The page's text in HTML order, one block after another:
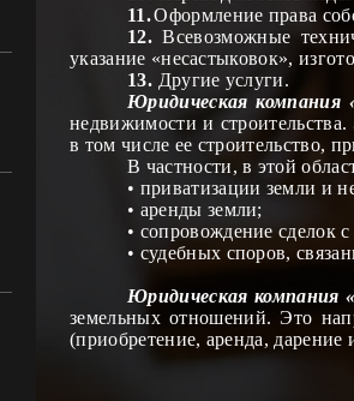
11.Оформление права
12.Всевозможные
указание «несастыковок»,
13. Другие услуги.
Юридическая
недвижимости и
в том числе ее строительство,
В частности, в этой
• приватизации земли и
• аренды земли;
• сопровождение сделок
• судебных споров,
Юридическая
земельных отношений. Это
(приобретение, аренда,